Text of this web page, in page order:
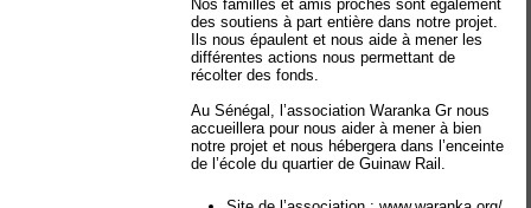
Nos familles et amis proches sont également
des soutiens à part entière dans notre projet.
Ils nous épaulent et nous aide à mener les
différentes actions nous permettant de
récolter des fonds.
Au Sénégal, l’association Waranka Gr nous
accueillera pour nous aider à mener à bien
notre projet et nous hébergera dans l’enceinte
de l’école du quartier de Guinaw Rail.